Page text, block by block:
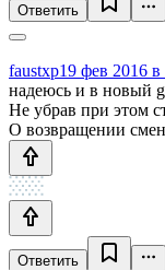
Ответить
faustxp19 фев 2016 в
надеюсь и в новый
Не убрав при этом
О возвращении
Ответить